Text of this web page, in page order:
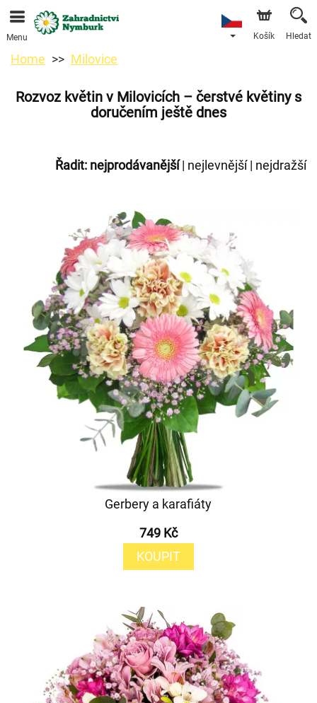
Objednávky přes e-shop přijímáme. Nejbližší možné
doručení je od 11.8.2026 z důvodu dovolené.
Menu Košík Hledat
Home Milovice
Rozvoz květin v Milovicích – čerstvé květiny s
doručením ještě dnes
Řadit: nejprodávanější| nejlevnější| nejdražší
Gerbery a karafiáty
749 Kč
KOUPIT